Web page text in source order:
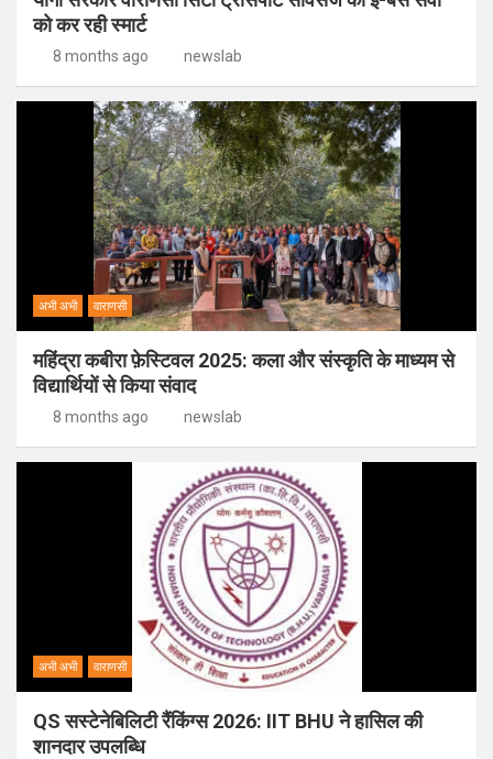
को कर रही स्मार्ट
8 months ago newslab
अभी अभी वाराणसी
महिंद्रा कबीरा फ़ेस्टिवल 2025: कला और संस्कृति के माध्यम से
विद्यार्थियों से किया संवाद
8 months ago newslab
अभी अभी वाराणसी
QS सस्टेनेबिलिटी रैंकिंग्स 2026: IIT BHU ने हासिल की
शानदार उपलब्धि